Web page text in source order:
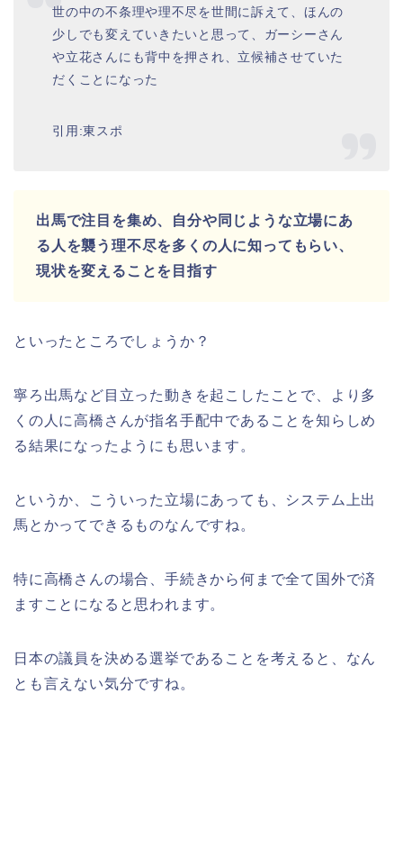
世の中の不条理や理不尽を世間に訴えて、ほんの
少しでも変えていきたいと思って、ガーシーさん
や立花さんにも背中を押され、立候補させていた
だくことになった
引用:東スポ
出馬で注目を集め、自分や同じような立場にあ
る人を襲う理不尽を多くの人に知ってもらい、
現状を変えることを目指す
といったところでしょうか？
寧ろ出馬など目立った動きを起こしたことで、より多
くの人に高橋さんが指名手配中であることを知らしめ
る結果になったようにも思います。
というか、こういった立場にあっても、システム上出
馬とかってできるものなんですね。
特に高橋さんの場合、手続きから何まで全て国外で済
ますことになると思われます。
日本の議員を決める選挙であることを考えると、なん
とも言えない気分ですね。